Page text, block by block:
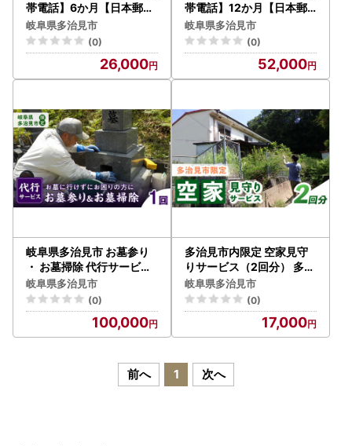
帯電話】6か月【日本郵便
】 防犯 見守り 郵便局 [TA
V005]
岐阜県多治見市
(0)
26,000
帯電話】12か月【日本郵
便】 防犯 見守り 郵便局 [T
AV006]
岐阜県多治見市
(0)
52,000
岐阜県多治見市 お墓参り
・ お墓掃除 代行サービス
1回 多治見市 / 石玉石材[T
GU001]
岐阜県多治見市
(0)
100,000
多治見市内限定 空家見守
りサービス（2回分） 多治
見市 / 多治見市シルバー人
材センター[TFV001]
岐阜県多治見市
(0)
17,000
前へ 1 次へ